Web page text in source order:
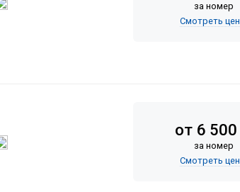
за номер
Смотреть
от 6
за номер
Смотреть